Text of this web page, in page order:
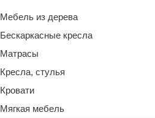
Мебель из дерева
Бескаркасные кресла
Матрасы
Кресла, стулья
Кровати
Мягкая мебель